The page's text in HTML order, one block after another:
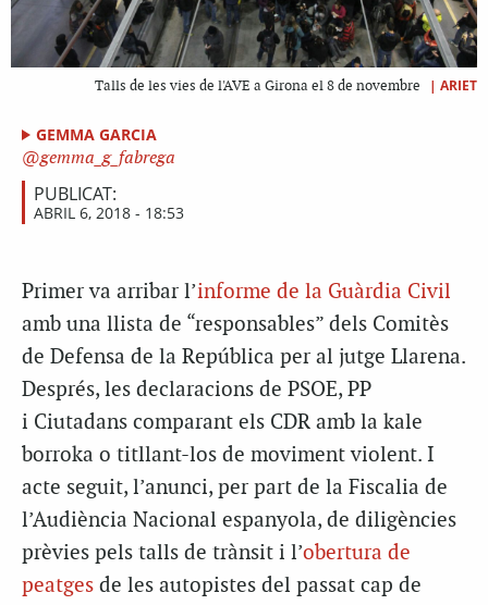
Talls de les vies de l'AVE a Girona el 8 de novembre | ARIET
GEMMA GARCIA
gemma_g_fabrega
PUBLICAT:
ABRIL 6, 2018 - 18:53
Primer va arribar l’informe de la Guàrdia Civil
amb una llista de “responsables” dels Comitès
de Defensa de la República per al jutge Llarena.
Després, les declaracions de PSOE, PP
i Ciutadans comparant els CDR amb la kale
borroka o titllant-los de moviment violent. I
acte seguit, l’anunci, per part de la Fiscalia de
l’Audiència Nacional espanyola, de diligències
prèvies pels talls de trànsit i l’obertura de
peatges de les autopistes del passat cap de